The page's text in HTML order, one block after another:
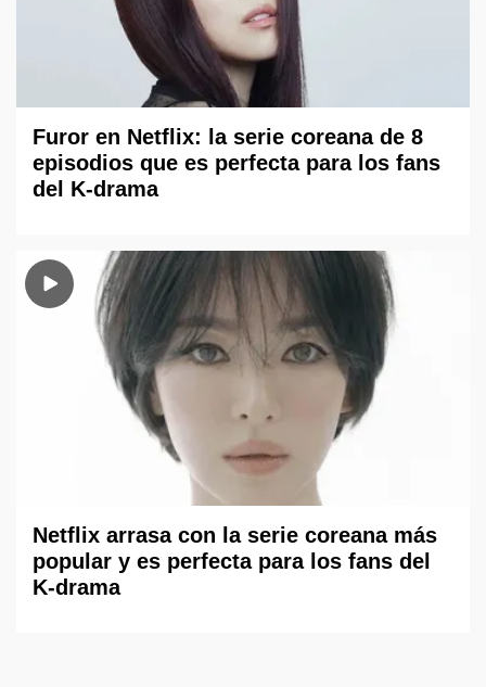
Furor en Netflix: la serie coreana de 8
episodios que es perfecta para los fans
del K-drama
Netflix arrasa con la serie coreana más
popular y es perfecta para los fans del
K-drama